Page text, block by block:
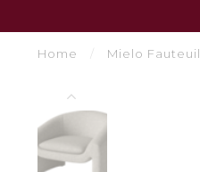
Home Mielo Fauteuil